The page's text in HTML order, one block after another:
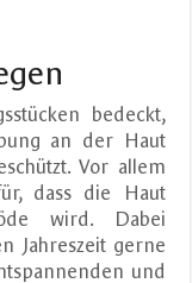
bedeckt,
an der Haut
Vor allem
dass die Haut
wird. Dabei
Jahreszeit gerne
und